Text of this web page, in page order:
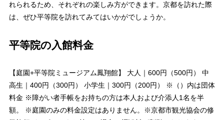
れられるため、それぞれの楽しみ方ができます。京都を訪れた際
は、ぜひ平等院を訪れてみてはいかがでしょうか。
平等院の入館料金
【庭園+平等院ミュージアム鳳翔館】 大人｜600円（500円） 中
高生｜400円（300円） 小学生｜300円（200円） ※（）内は団体
料金 ※障がい者手帳をお持ちの方は本人および介添人1名を半
額。 ※庭園のみの料金設定はありません。※京都市観光協会の修